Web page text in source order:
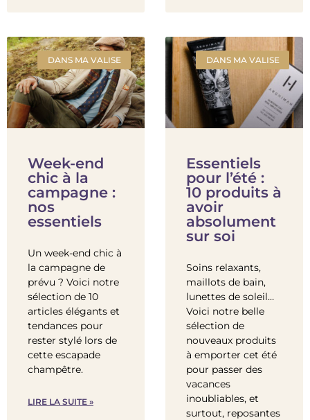
DANS MA VALISE
Week-end
chic à la
campagne :
nos
essentiels
Un week-end chic à
la campagne de
prévu ? Voici notre
sélection de 10
articles élégants et
tendances pour
rester stylé lors de
cette escapade
champêtre.
LIRE LA SUITE »
DANS MA VALISE
Essentiels
pour l’été :
10 produits à
avoir
absolument
sur soi
Soins relaxants,
maillots de bain,
lunettes de soleil…
Voici notre belle
sélection de
nouveaux produits
à emporter cet été
pour passer des
vacances
inoubliables, et
surtout, reposantes